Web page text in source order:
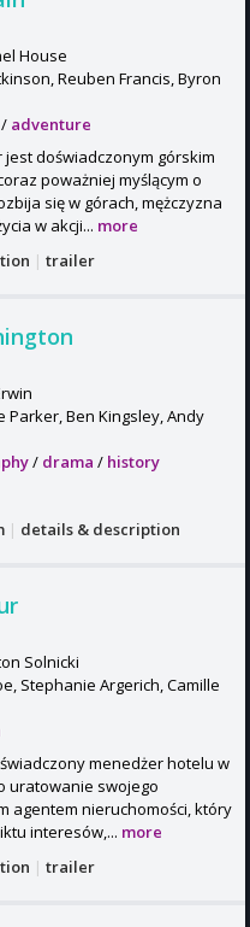
House
Reuben Francis, Byron
/ adventure
doświadczonym górskim
poważniej myślącym o
się w górach, mężczyzna
w akcji... more
| trailer
Parker, Ben Kingsley, Andy
/ drama / history
| details & description
Solnicki
Stephanie Argerich, Camille
menedżer hotelu w
uratowanie swojego
agentem nieruchomości, który
interesów,... more
| trailer